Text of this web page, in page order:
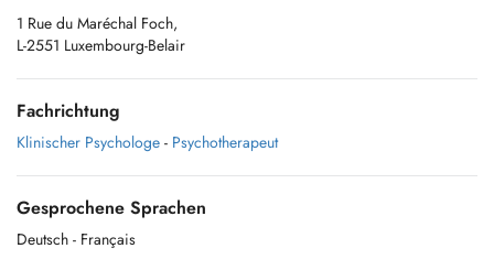
1 Rue du Maréchal Foch,
L-2551 Luxembourg-Belair
Fachrichtung
Klinischer Psychologe - Psychotherapeut
Gesprochene Sprachen
Deutsch - Français